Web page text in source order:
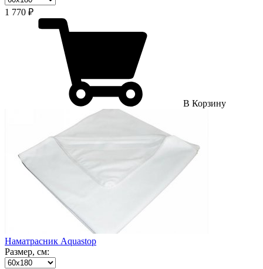
1 770 ₽
В Корзину
Наматрасник Aquastop
Размер, см: